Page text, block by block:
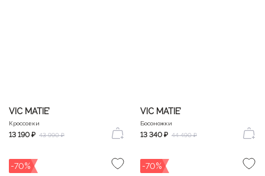
VIC MATIE’
Кроссовки
13 190 ₽ 43 990 ₽
VIC MATIE’
Босоножки
13 340 ₽ 44 490 ₽
-70% -70%